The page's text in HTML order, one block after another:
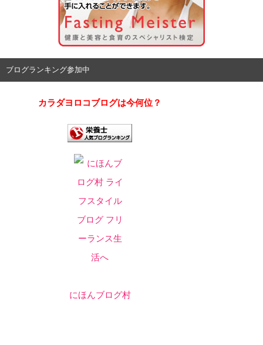
ブログランキング参加中
カラダヨロコブログは今何位？
にほんブログ村